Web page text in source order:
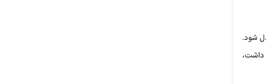
شود.
داشت،